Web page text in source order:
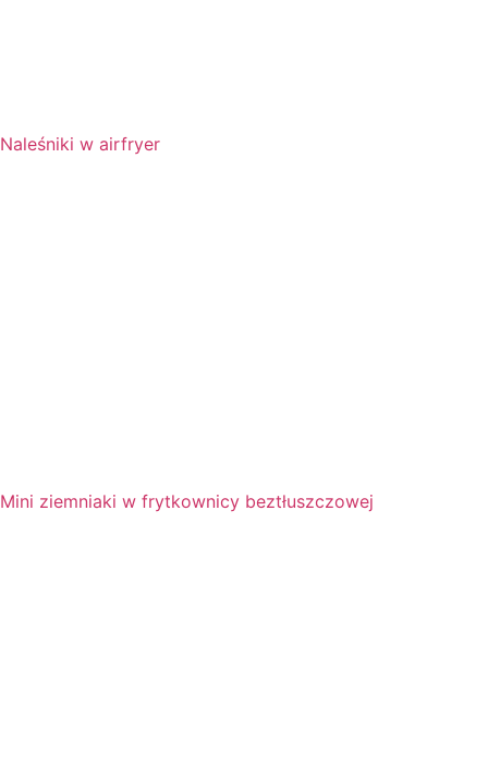
Naleśniki w airfryer
Mini ziemniaki w frytkownicy beztłuszczowej